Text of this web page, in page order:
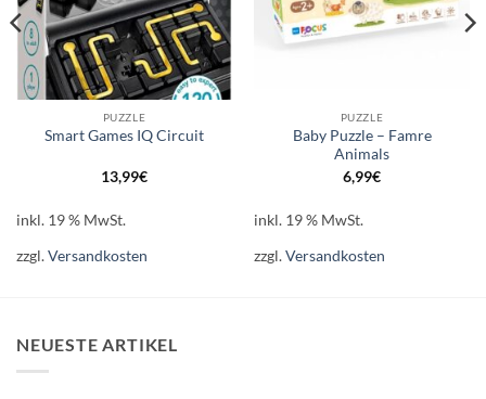
PUZZLE
Smart Games IQ Circuit
13,99€
inkl. 19 % MwSt.
zzgl.Versandkosten
PUZZLE
Baby Puzzle – Famre
Animals
6,99€
inkl. 19 % MwSt.
zzgl.Versandkosten
NEUESTE ARTIKEL